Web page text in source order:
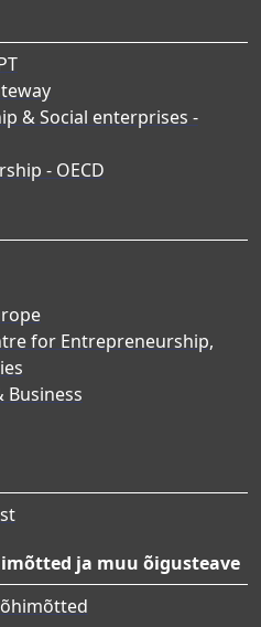
& Social enterprises -
- OECD
for Entrepreneurship,
Business
ja muu õigusteave